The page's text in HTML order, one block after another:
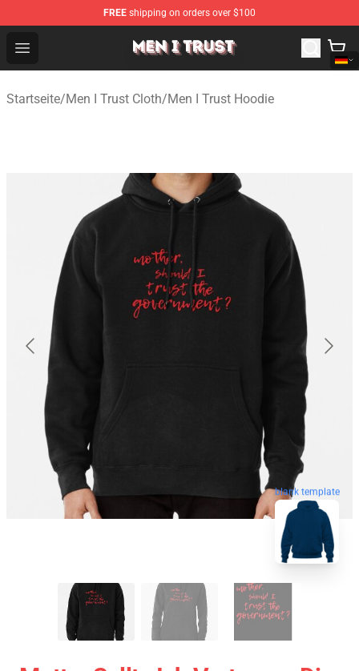
FREE shipping on orders over $100
Open menu
Men I Trust Shop - Official Men I Trust Merchandise Store
Startseite/Men I Trust Cloth/Men I Trust Hoodie
blank template